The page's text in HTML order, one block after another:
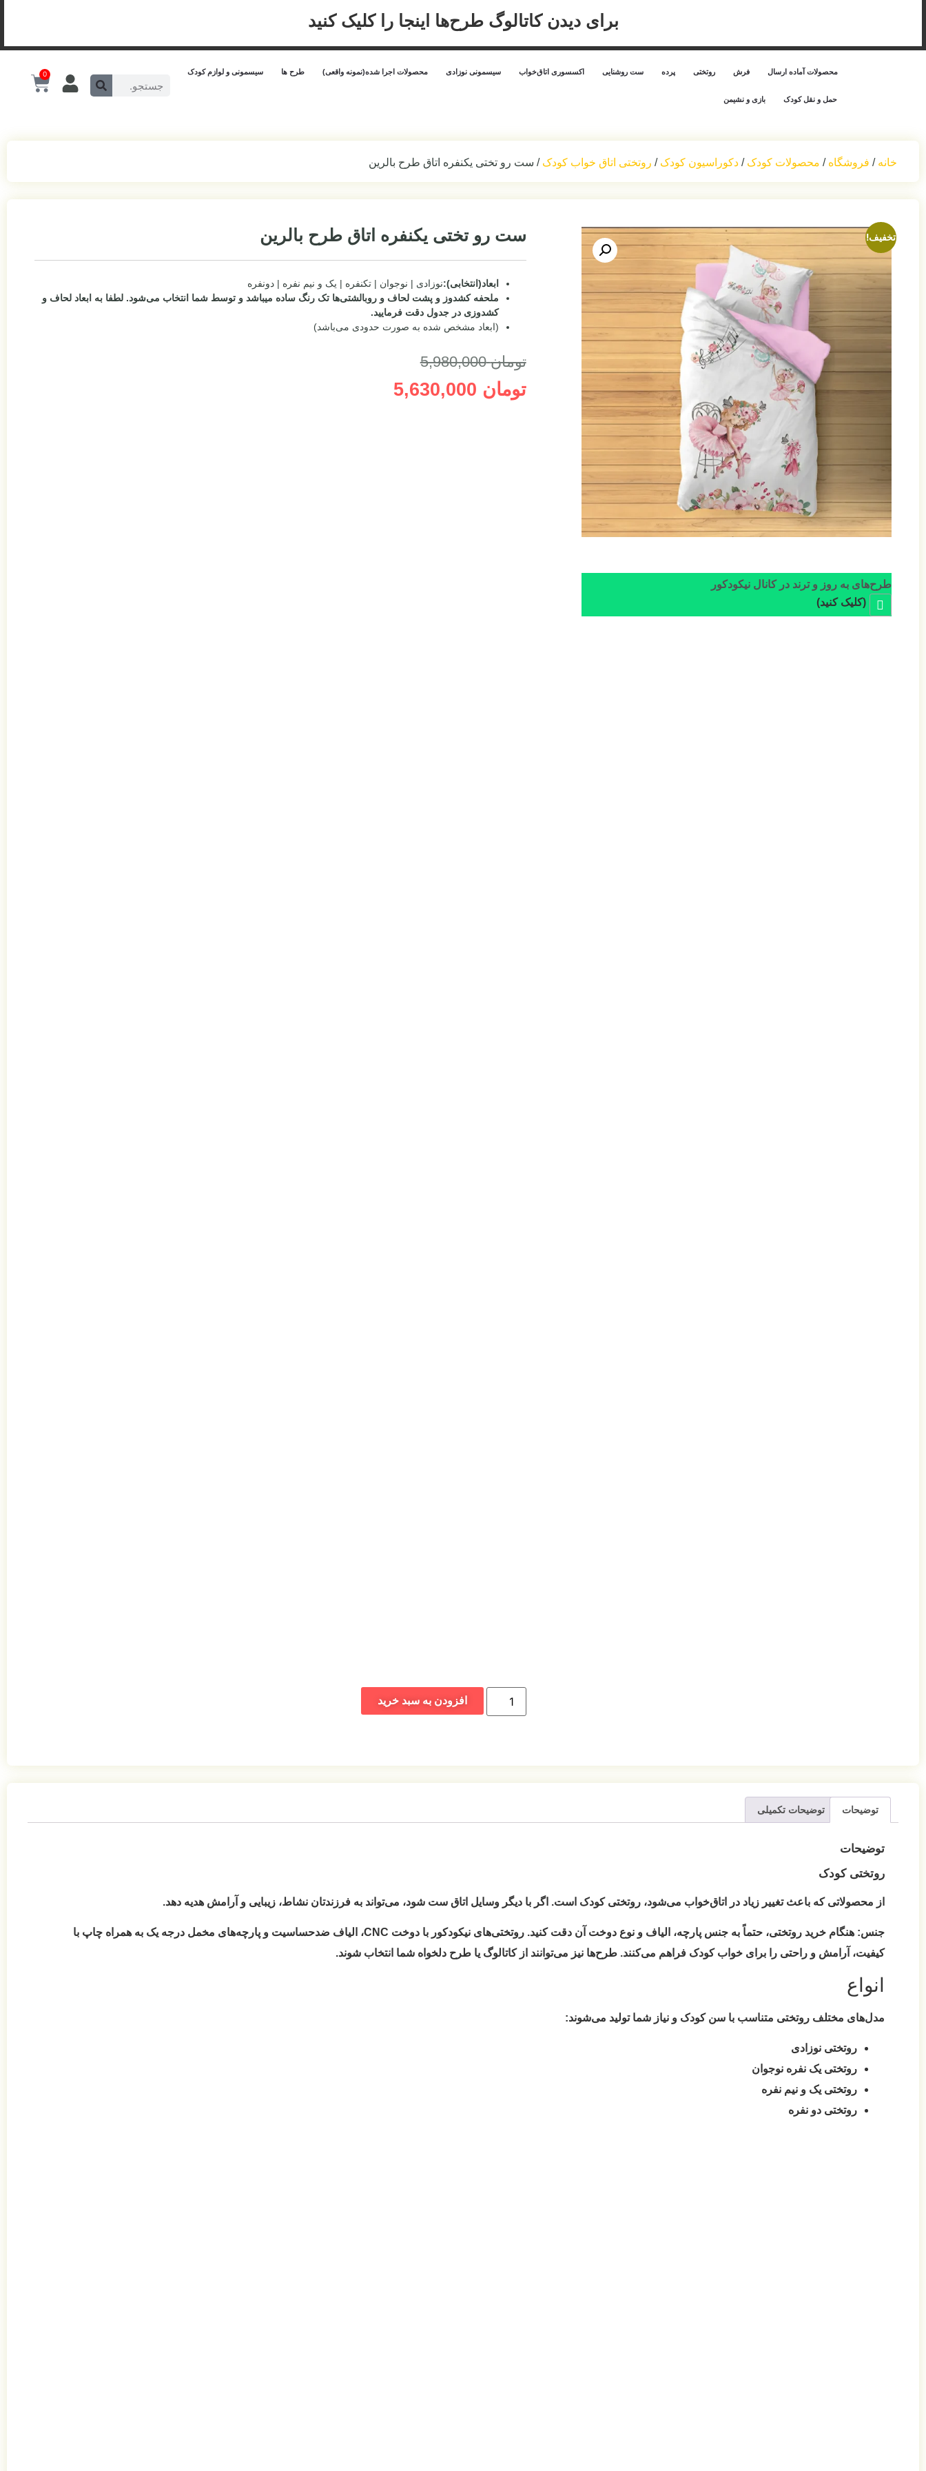
برای دیدن کاتالوگ طرح‌ها اینجا را کلیک کنید
محصولات آماده ارسال فرش روتختی پرده ست روشنایی اکسسوری اتاق‌خواب سیسمونی نوزادی محصولات اجرا شده(نمونه واقعی) طرح ها سیسمونی و لوازم کودک
حمل‌ و نقل کودک بازی و نشیمن
0
خانه / فروشگاه / محصولات کودک / دکوراسیون کودک / روتختی اتاق خواب کودک / ست رو تختی یکنفره اتاق طرح بالرین
تخفیف!
طرح‌های به روز و ترند در کانال نیکودکور
(کلیک کنید)
ست رو تختی یکنفره اتاق طرح بالرین
ابعاد(انتخابی):نوزادی | نوجوان | تکنفره | یک و نیم نفره | دونفره
ملحفه کشدوز و پشت لحاف و روبالشتی‌ها تک رنگ ساده میباشد و توسط شما انتخاب می‌شود. لطفا به ابعاد لحاف و
کشدوزی در جدول دقت فرمایید.
(ابعاد مشخص شده به صورت حدودی می‌باشد)
تومان5,980,000
تومان
افزودن به سبد خرید
توضیحات توضیحات تکمیلی
توضیحات
روتختی کودک
از محصولاتی که باعث تغییر زیاد در اتاق‌خواب می‌شود، روتختی کودک است. اگر با دیگر وسایل اتاق ست شود، می‌تواند به فرزندتان نشاط، زیبایی و آرامش هدیه دهد.
جنس:
هنگام خرید روتختی، حتماً به جنس پارچه، الیاف و نوع دوخت آن دقت کنید. روتختی‌های نیکودکور با دوخت CNC، الیاف ضدحساسیت و پارچه‌های مخمل درجه یک به همراه چاپ با
کیفیت، آرامش و راحتی را برای خواب کودک فراهم می‌کنند. طرح‌ها نیز می‌توانند از کاتالوگ یا طرح دلخواه شما انتخاب شوند.
انواع
مدل‌های مختلف روتختی متناسب با سن کودک و نیاز شما تولید می‌شوند:
روتختی نوزادی
روتختی یک نفره نوجوان
روتختی یک و نیم نفره
روتختی دو نفره